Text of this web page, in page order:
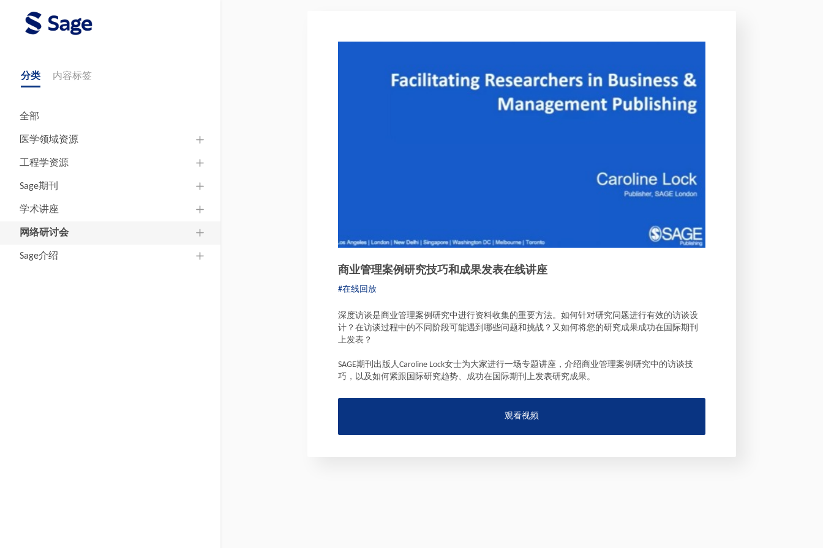
分类 内容标签
全部
医学领域资源
工程学资源
Sage期刊
学术讲座
网络研讨会
Sage介绍
商业管理案例研究技巧和成果发表在线讲座
#在线回放
深度访谈是商业管理案例研究中进行资料收集的重要方法。如何针对研究问题进行有效的访谈设
计？在访谈过程中的不同阶段可能遇到哪些问题和挑战？又如何将您的研究成果成功在国际期刊
上发表？
SAGE期刊出版人Caroline Lock女士为大家进行一场专题讲座，介绍商业管理案例研究中的访谈技
巧，以及如何紧跟国际研究趋势、成功在国际期刊上发表研究成果。
观看视频